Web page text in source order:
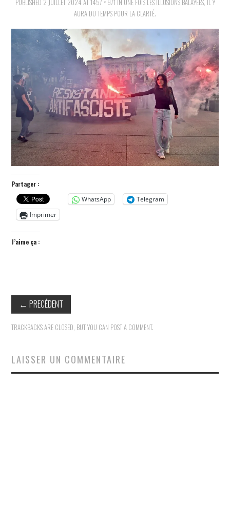
PUBLISHED 2 JUILLET 2024 AT1457 × 971 IN UNE FOIS LES ILLUSIONS BALAYÉES, IL Y
AURA DU TEMPS POUR LA CLARTÉ.
Partager :
WhatsApp
Telegram
Imprimer
J’aime ça :
← PRECÉDENT
TRACKBACKS ARE CLOSED, BUT YOU CAN POST A COMMENT.
LAISSER UN COMMENTAIRE